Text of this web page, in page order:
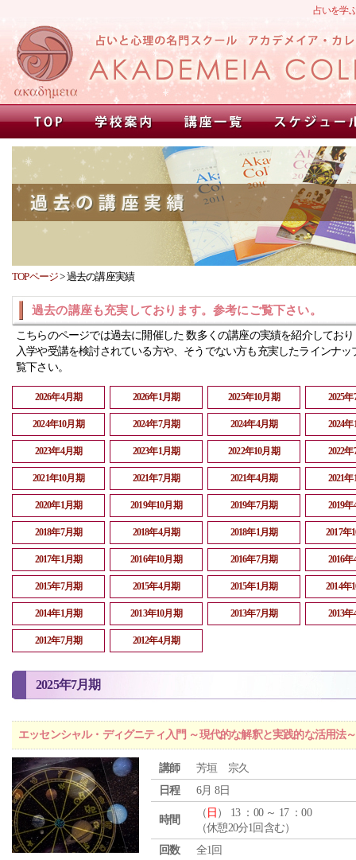
占いを学
TOPページ>過去の講座実績
過去の講座も充実しております。参考にご覧下さい。
こちらのページでは過去に開催した 数多くの講座の実績を紹介してお
入学や受講を検討されている方や、そうでない方も充実したラインナッ
覧下さい。
2026年4月期 2026年1月期 2025年10月期 2025
2024年10月期 2024年7月期 2024年4月期 2024
2023年4月期 2023年1月期 2022年10月期 2022
2021年10月期 2021年7月期 2021年4月期 2021
2020年1月期 2019年10月期 2019年7月期 2019
2018年7月期 2018年4月期 2018年1月期 2017年
2017年1月期 2016年10月期 2016年7月期 2016
2015年7月期 2015年4月期 2015年1月期 2014年
2014年1月期 2013年10月期 2013年7月期 2013
2012年7月期 2012年4月期
2025年7月期
エッセンシャル・ディグニティ入門 ～現代的な解釈と実践的な活用法～
講師
芳垣 宗久
日程
6月 8日
時間
（ 日 ） 13 ：00 ～ 17 ：00
（休憩20分1回含む）
回数
全1回